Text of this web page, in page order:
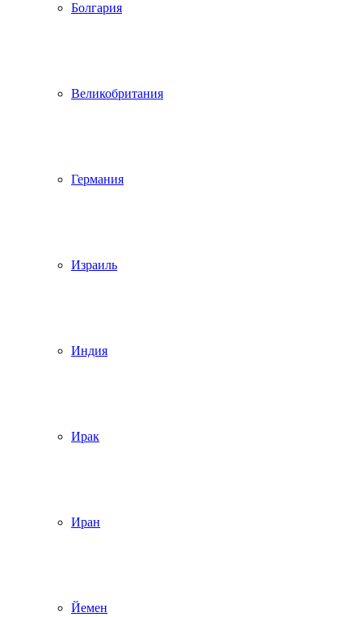
Болгария
Великобритания
Германия
Израиль
Индия
Ирак
Иран
Йемен